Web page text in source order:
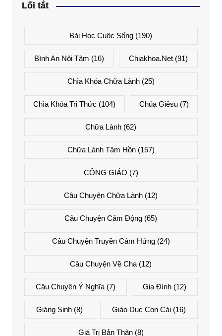
Lối tắt
Bài Học Cuộc Sống (190)
Bình An Nội Tâm (16) Chiakhoa.net (91)
Chìa Khóa Chữa Lành(25)
Chìa Khóa Tri Thức (104) Chúa Giêsu(7)
Chữa Lành (62)
Chữa Lành Tâm Hồn(157)
CÔNG GIÁO (7)
Câu Chuyện Chữa Lành (12)
Câu Chuyện Cảm Động (65)
Câu Chuyện Truyền Cảm Hứng(24)
Câu Chuyện Về Cha (12)
Câu Chuyện Ý Nghĩa(7) Gia Đình (12)
Giáng Sinh (8) Giáo Dục Con Cái(16)
Giá Trị Bản Thân(8)